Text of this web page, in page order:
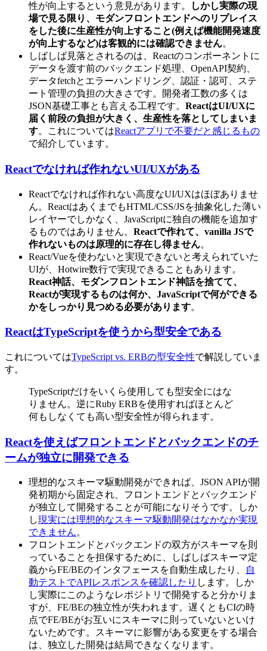
性が向上するという意見があります。
しかし実際の現
場で見る限り、モダンフロントエンドへのリプレイス
をした後に生産性が向上すること(例えば機能開発速度
が向上するなど)は客観的には確認できません。
しばしば見落とされるのは、Reactのコンポーネントに
データを渡す前のバックエンド処理、OpenAPI契約、
データfetchとエラーハンドリング、認証・認可、ステ
ート管理の負担の大きさです。開発者工数の多くは
JSON基礎工事とも言える工程です。 ReactはUI/UXに
届く前段の負担が大きく、生産性を落としてしまいま
す。これについてはReactアプリで不要だと感じるもの
で紹介しています。
Reactでなければ作れないUI/UXがある
Reactでなければ作れない高度なUI/UXはほぼありませ
ん。ReactはあくまでもHTML/CSS/JSを抽象化した薄い
レイヤーでしかなく、JavaScriptに独自の機能を追加す
るものではありません。 Reactで作れて、vanilla JSで
作れないものは原理的に存在し得ません。
React/Vueを使わないと実現できないと考えられていた
UIが、Hotwire数行で実現できることもあります。
React神話、モダンフロントエンド神話を捨てて、
Reactが実現するものは何か、JavaScriptで何ができる
かをしっかり見つめる必要があります。
ReactはTypeScriptを使うから型安全である
これについてはTypeScript vs. ERBの型安全性で解説していま
す。
TypeScriptだけをいくら使用しても型安全にはな
りません。逆にRuby ERBを使用すればほとんど
何もしなくても高い型安全性が得られます。
Reactを使えばフロントエンドとバックエンドのチ
ームが独立に開発できる
理想的なスキーマ駆動開発ができれば、JSON APIが開
発初期から固定され、フロントエンドとバックエンド
が独立して開発することが可能になりそうです。しか
し現実には理想的なスキーマ駆動開発はなかなか実現
できません。
フロントエンドとバックエンドの双方がスキーマを則
っていることを担保するために、しばしばスキーマ定
義からFE/BEのインタフェースを自動生成したり、
自
動テストでAPIレスポンスを確認したり します。しか
し実際にこのようなレポジトリで開発すると分かりま
すが、FE/BEの独立性が失われます。遅くともCIの時
点でFE/BEがお互いにスキーマに則っていないといけ
ないためです。スキーマに影響がある変更をする場合
は、独立した開発は結局できなくなります。